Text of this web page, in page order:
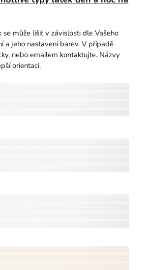
může lišit v závislosti dle Vašeho
a jeho nastavení barev. V případě
nebo emailem kontaktujte. Názvy
orientaci.